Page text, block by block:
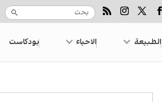
الطبيعة الاحياء بودكاست